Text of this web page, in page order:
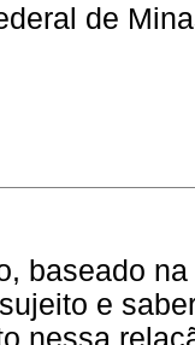
de
baseado
e
nessa